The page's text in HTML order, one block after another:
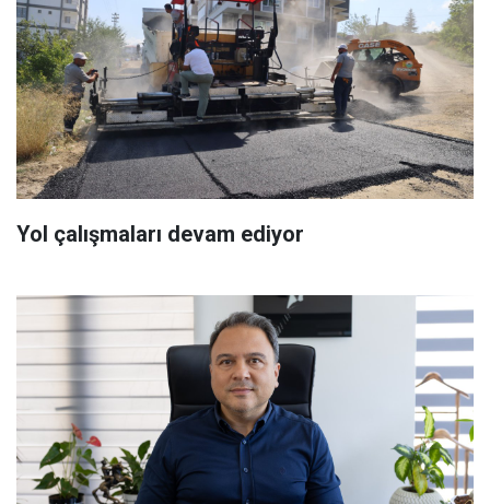
Yol çalışmaları devam ediyor